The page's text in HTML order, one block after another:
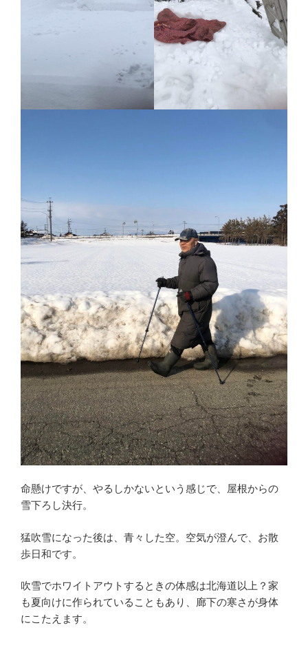
命懸けですが、やるしかないという感じで、屋根からの
雪下ろし決行。
猛吹雪になった後は、青々した空。空気が澄んで、お散
歩日和です。
吹雪でホワイトアウトするときの体感は北海道以上？家
も夏向けに作られていることもあり、廊下の寒さが身体
にこたえます。